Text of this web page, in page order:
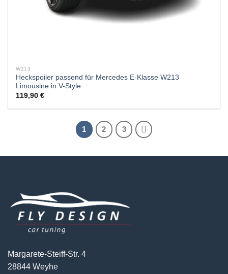
W213
Heckspoiler passend für Mercedes E-Klasse W213
Limousine in V-Style
119,90€
1 2 3
Margarete-Steiff-Str. 4
28844 Weyhe